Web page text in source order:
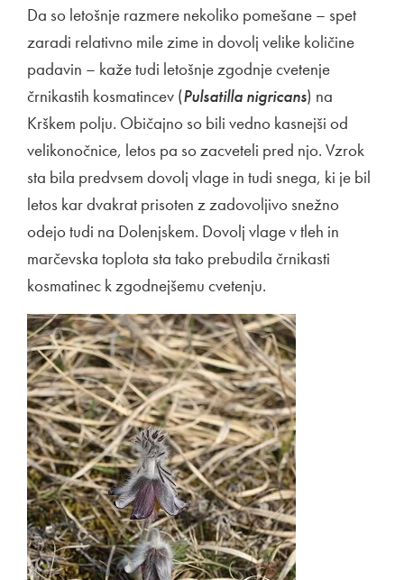
Da so letošnje razmere nekoliko pomešane – spet
zaradi relativno mile zime in dovolj velike količine
padavin – kaže tudi letošnje zgodnje cvetenje
črnikastih kosmatincev (Pulsatilla nigricans) na
Krškem polju. Običajno so bili vedno kasnejši od
velikonočnice, letos pa so zacveteli pred njo. Vzrok
sta bila predvsem dovolj vlage in tudi snega, ki je bil
letos kar dvakrat prisoten z zadovoljivo snežno
odejo tudi na Dolenjskem. Dovolj vlage v tleh in
marčevska toplota sta tako prebudila črnikasti
kosmatinec k zgodnejšemu cvetenju.